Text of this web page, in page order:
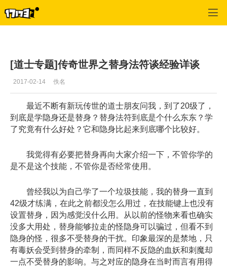
[道士专题]传奇世界之替身法符谈经验详谈
2017-02-14 佚名
最近不断有新玩传世的道士朋友问我，到了20级了，
到底是学隐身还是替身？替身法符到底是个什么东东？学
了究竟有什么好处？它和隐身比起来到底哪个比较好。
我觉得有必要把替身再向大家介绍一下，不管你学的
是不是这个技能，不管你是否经常使用。
曾经我以为自己学了一个垃圾技能，我的替身一直到
42级才练满，在此之前都没怎么用过，在技能键上也没有
设置替身，因为感觉没什么用。从以前的怪物来看也确实
没多大用处，替身能够拉走的怪隐身可以骗过，但看不到
隐身的怪，很多不受替身的干扰。印象最深的是禁地，只
有毒妖会受到替身的牵制，而同样不反隐的血妖和刺魔却
一点不受替身的影响。与之对应的隐身在当时而言有用得